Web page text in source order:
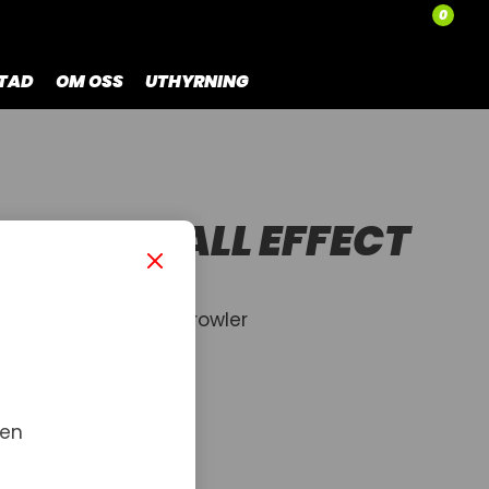
0
OM OSS UTHYRNING
HALL EFFECT
- 2005-2015 ATV Prowler